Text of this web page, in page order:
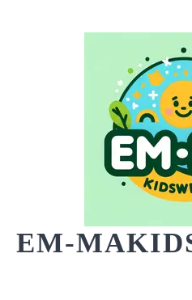
EM-